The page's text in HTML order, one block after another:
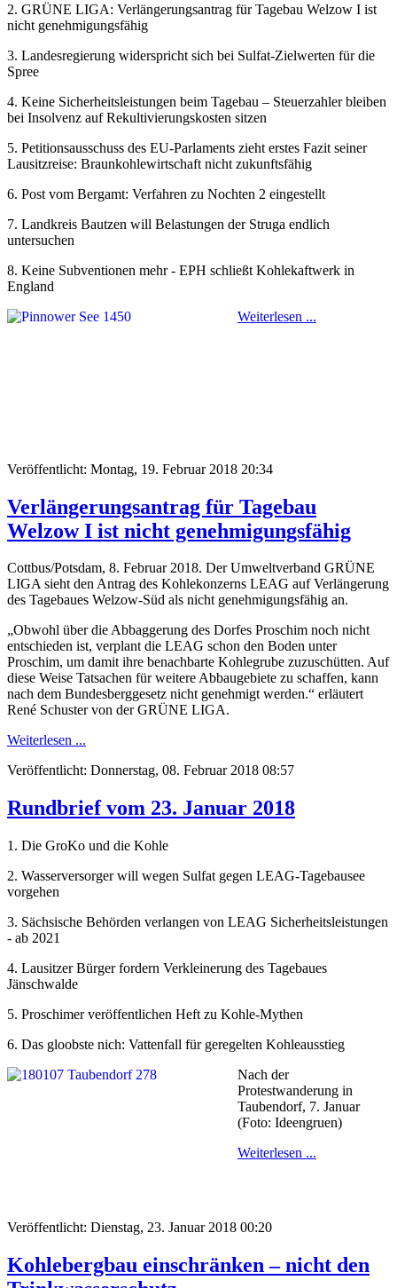
2. GRÜNE LIGA: Verlängerungsantrag für Tagebau Welzow I ist
nicht genehmigungsfähig
3. Landesregierung widerspricht sich bei Sulfat-Zielwerten für die
Spree
4. Keine Sicherheitsleistungen beim Tagebau – Steuerzahler bleiben
bei Insolvenz auf Rekultivierungskosten sitzen
5. Petitionsausschuss des EU-Parlaments zieht erstes Fazit seiner
Lausitzreise: Braunkohlewirtschaft nicht zukunftsfähig
6. Post vom Bergamt: Verfahren zu Nochten 2 eingestellt
7. Landkreis Bautzen will Belastungen der Struga endlich
untersuchen
8. Keine Subventionen mehr - EPH schließt Kohlekaftwerk in
England
Weiterlesen ...
Veröffentlicht: Montag, 19. Februar 2018 20:34
Verlängerungsantrag für Tagebau
Welzow I ist nicht genehmigungsfähig
Cottbus/Potsdam, 8. Februar 2018. Der Umweltverband GRÜNE
LIGA sieht den Antrag des Kohlekonzerns LEAG auf Verlängerung
des Tagebaues Welzow-Süd als nicht genehmigungsfähig an.
„Obwohl über die Abbaggerung des Dorfes Proschim noch nicht
entschieden ist, verplant die LEAG schon den Boden unter
Proschim, um damit ihre benachbarte Kohlegrube zuzuschütten. Auf
diese Weise Tatsachen für weitere Abbaugebiete zu schaffen, kann
nach dem Bundesberggesetz nicht genehmigt werden.“ erläutert
René Schuster von der GRÜNE LIGA.
Weiterlesen ...
Veröffentlicht: Donnerstag, 08. Februar 2018 08:57
Rundbrief vom 23. Januar 2018
1. Die GroKo und die Kohle
2. Wasserversorger will wegen Sulfat gegen LEAG-Tagebausee
vorgehen
3. Sächsische Behörden verlangen von LEAG Sicherheitsleistungen
- ab 2021
4. Lausitzer Bürger fordern Verkleinerung des Tagebaues
Jänschwalde
5. Proschimer veröffentlichen Heft zu Kohle-Mythen
6. Das gloobste nich: Vattenfall für geregelten Kohleausstieg
Nach der
Protestwanderung in
Taubendorf, 7. Januar
(Foto: Ideengruen)
Weiterlesen ...
Veröffentlicht: Dienstag, 23. Januar 2018 00:20
Kohlebergbau einschränken – nicht den